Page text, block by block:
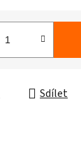
Sdílet